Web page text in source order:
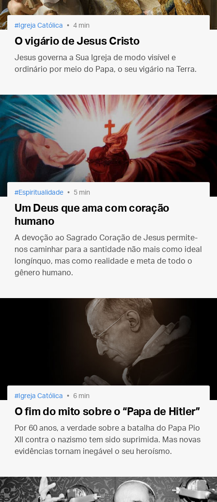
Igreja Católica 4 min
O vigário de Jesus Cristo
Jesus governa a Sua Igreja de modo visível e
ordinário por meio do Papa, o seu vigário na Terra.
Espiritualidade 5 min
Um Deus que ama com coração
humano
A devoção ao Sagrado Coração de Jesus permite-
nos caminhar para a santidade não mais como ideal
longínquo, mas como realidade e meta de todo o
gênero humano.
Igreja Católica 6 min
O fim do mito sobre o “Papa de Hitler”
Por 60 anos, a verdade sobre a batalha do Papa Pio
XII contra o nazismo tem sido suprimida. Mas novas
evidências tornam inegável o seu heroísmo.